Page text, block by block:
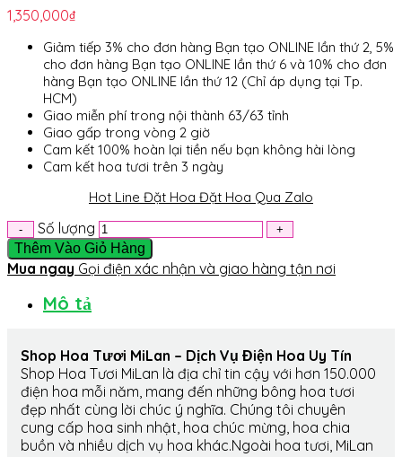
1,350,000₫
Giảm tiếp 3% cho đơn hàng Bạn tạo ONLINE lần thứ 2, 5%
cho đơn hàng Bạn tạo ONLINE lần thứ 6 và 10% cho đơn
hàng Bạn tạo ONLINE lần thứ 12 (Chỉ áp dụng tại Tp.
HCM)
Giao miễn phí trong nội thành 63/63 tỉnh
Giao gấp trong vòng 2 giờ
Cam kết 100% hoàn lại tiền nếu bạn không hài lòng
Cam kết hoa tươi trên 3 ngày
Hot Line Đặt Hoa Đặt Hoa Qua Zalo
Số lượng
Thêm Vào Giỏ Hàng
Mua ngay Gọi điện xác nhận và giao hàng tận nơi
Mô tả
Shop Hoa Tươi MiLan – Dịch Vụ Điện Hoa Uy Tín
Shop Hoa Tươi MiLan là địa chỉ tin cậy với hơn 150.000
điện hoa mỗi năm, mang đến những bông hoa tươi
đẹp nhất cùng lời chúc ý nghĩa. Chúng tôi chuyên
cung cấp hoa sinh nhật, hoa chúc mừng, hoa chia
buồn và nhiều dịch vụ hoa khác.Ngoài hoa tươi, MiLan